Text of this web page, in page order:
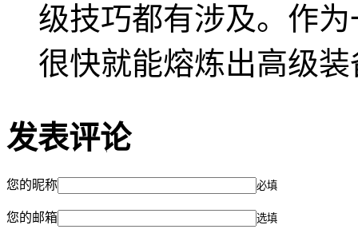
级技巧都有涉及。作
很快就能熔炼出高级
发表评论
您的昵称 必填
您的邮箱 选填